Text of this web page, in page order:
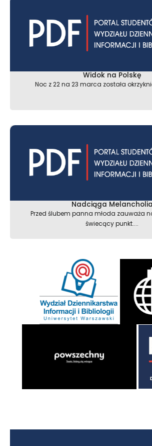
Widok na Polskę
Noc z 22 na 23 marca została
Nadciąga Melancholia
Przed ślubem panna młoda zauważa
świecący punkt....